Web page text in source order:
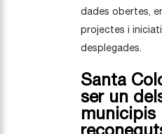
dades obertes,
projectes i
desplegades.
Santa
ser un
municipis